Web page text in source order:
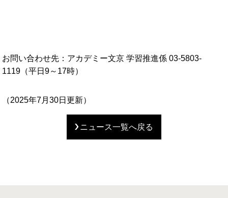
お問い合わせ先：アカデミー文京 学習推進係 03-5803-
1119（平日9～17時）
（2025年7月30日更新）
ニュース一覧へ戻る